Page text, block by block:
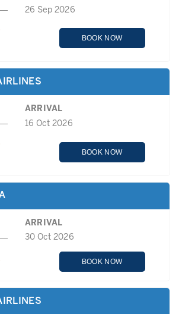
26 Sep 2026
BOOK NOW
ARRIVAL
16 Oct 2026
BOOK NOW
ARRIVAL
30 Oct 2026
BOOK NOW